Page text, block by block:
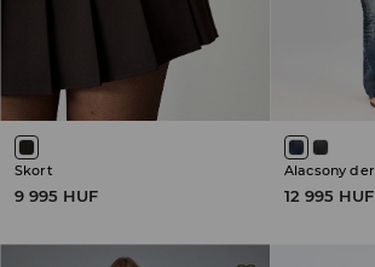
Skort
9 995 HUF 12 995 HUF